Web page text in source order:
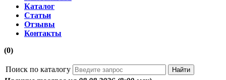
Каталог
Статьи
Отзывы
Контакты
(0)
Поиск по каталогу